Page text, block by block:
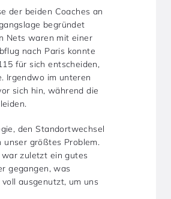
der beiden Coaches an
begründet
Nets waren mit einer
nach Paris konnte
für sich entscheiden,
Irgendwo im unteren
sich hin, während die
den Standortwechsel
unser größtes Problem.
zuletzt ein gutes
gegangen, was
ausgenutzt, um uns